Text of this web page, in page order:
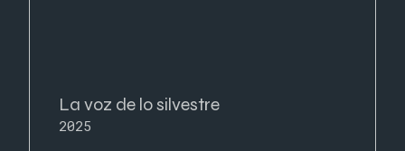
La voz de lo silvestre
2025